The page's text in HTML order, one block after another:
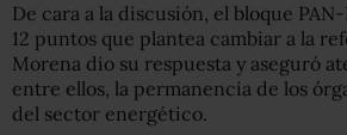
De cara a la discusión, el bloque
12 puntos que plantea cambiar a la
Morena dio su respuesta y aseguró
entre ellos, la permanencia de los
del sector energético.